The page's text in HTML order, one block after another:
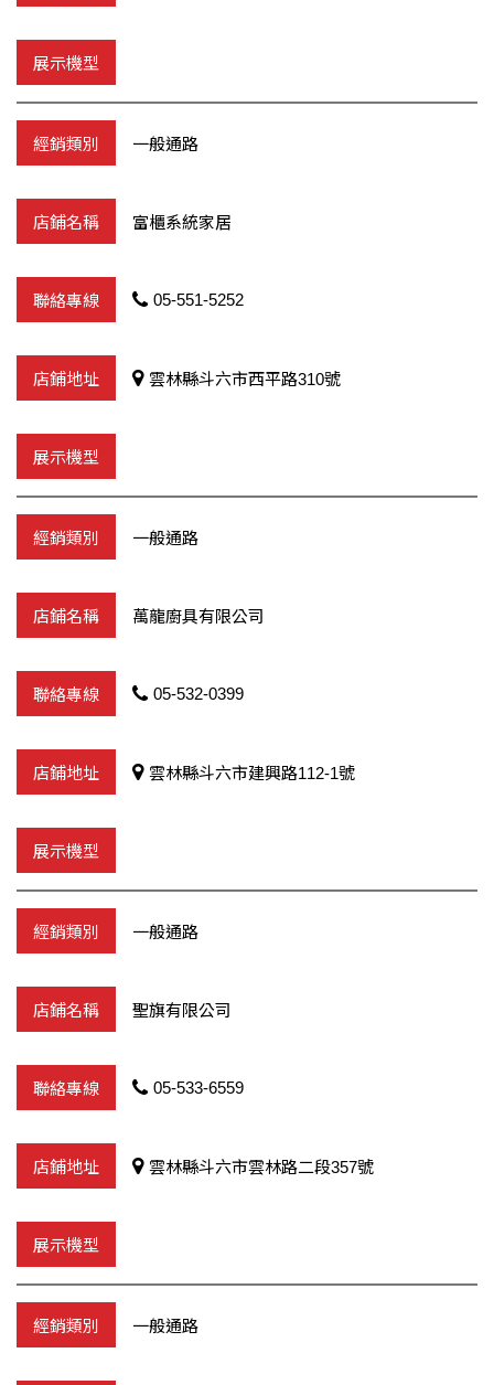
一般通路
富櫃系統家居
05-551-5252
雲林縣斗六市西平路310號
一般通路
萬龍廚具有限公司
05-532-0399
雲林縣斗六市建興路112-1號
一般通路
聖旗有限公司
05-533-6559
雲林縣斗六市雲林路二段357號
一般通路